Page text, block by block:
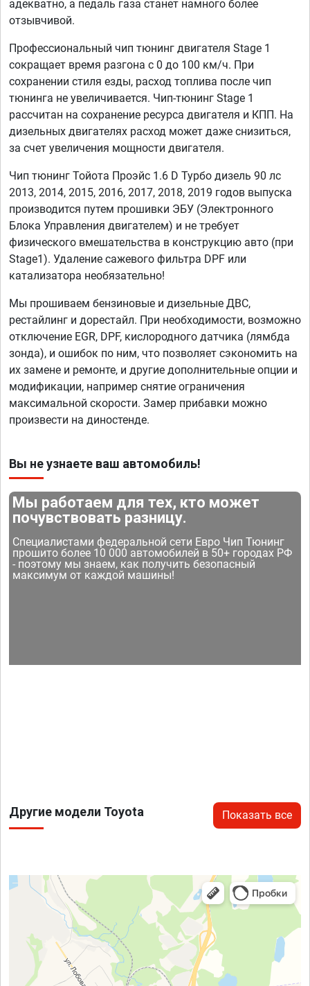
адекватно, а педаль газа станет намного более
отзывчивой.
Профессиональный чип тюнинг двигателя Stage 1
сокращает время разгона с 0 до 100 км/ч. При
сохранении стиля езды, расход топлива после чип
тюнинга не увеличивается. Чип-тюнинг Stage 1
рассчитан на сохранение ресурса двигателя и КПП. На
дизельных двигателях расход может даже снизиться,
за счет увеличения мощности двигателя.
Чип тюнинг Тойота Проэйс 1.6 D Турбо дизель 90 лс
2013, 2014, 2015, 2016, 2017, 2018, 2019 годов выпуска
производится путем прошивки ЭБУ (Электронного
Блока Управления двигателем) и не требует
физического вмешательства в конструкцию авто (при
Stage1). Удаление сажевого фильтра DPF или
катализатора необязательно!
Мы прошиваем бензиновые и дизельные ДВС,
рестайлинг и дорестайл. При необходимости, возможно
отключение EGR, DPF, кислородного датчика (лямбда
зонда), и ошибок по ним, что позволяет сэкономить на
их замене и ремонте, и другие дополнительные опции и
модификации, например снятие ограничения
максимальной скорости. Замер прибавки можно
произвести на диностенде.
Вы не узнаете ваш автомобиль!
Мы работаем для тех, кто может
почувствовать разницу.
Специалистами федеральной сети Евро Чип Тюнинг
прошито более 10 000 автомобилей в 50+ городах РФ
- поэтому мы знаем, как получить безопасный
максимум от каждой машины!
Другие модели Toyota Показать все